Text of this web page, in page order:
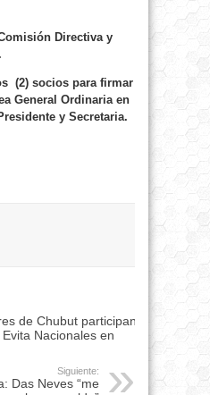
Directiva y
(2) socios para firmar
General Ordinaria en
y Secretaria.
de Chubut participan
Nacionales en
Siguiente:
Das Neves “me